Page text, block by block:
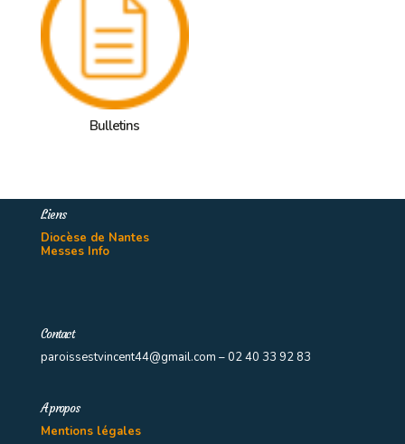
Bulletins
Liens
Diocèse de Nantes
Messes Info
Contact
paroissestvincent44@gmail.com – 02 40 33 92 83
A propos
Mentions légales